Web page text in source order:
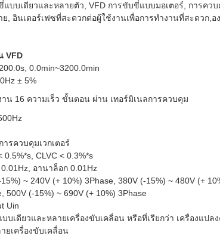
บเดียวและหลายตัว, VFD การขับขี่แบบมอเตอร์, การคว
, อินเตอร์เฟซที่สะดวกต่อผู้ใช้งานเพื่อการทํางานที่สะดวก,
VFD
0.0min~3200.0min
± 5%
าน 16 ความเร็ว ขั้นตอน ผ่าน เทอร์มิเนลการควบคุม
ารควบคุมเวกเตอร์
0.5%*s, CLVC < 0.3%*s
อานาล็อก 0.01Hz
~ 240V (+ 10%) 3Phase, 380V (-15%) ~ 480V (+
500V (-15%) ~ 690V (+ 10%) 3Phase
Uin
ดียวและหลายเครื่องขับเคลื่อน หรือที่เรียกว่า เครื่องแปล
ยเครื่องขับเคลื่อน